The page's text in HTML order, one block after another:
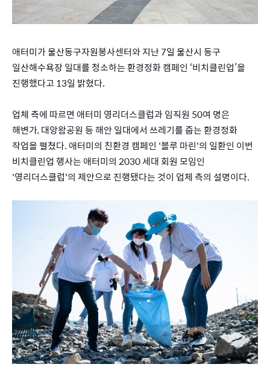
애터미가 울산동구자원봉사센터와 지난 7일 울산시 동구
일산해수욕장 일대를 청소하는 환경정화 캠페인 ‘비치클린업’을
진행했다고 13일 밝혔다.
업체 측에 따르면 애터미 영리더스클럽과 임직원 50여 명은
해변가, 대앙왐공원 등 해안 일대에서 쓰레기를 줍는 환경정화
작업을 펼쳤다. 애터미의 친환경 캠페인 '블루 마린'의 일환인 이번
비치클린업 행사는 애터미의 2030 세대 회원 모임인
'영리더스클럽'의 제안으로 진행됐다는 것이 업체 측의 설명이다.